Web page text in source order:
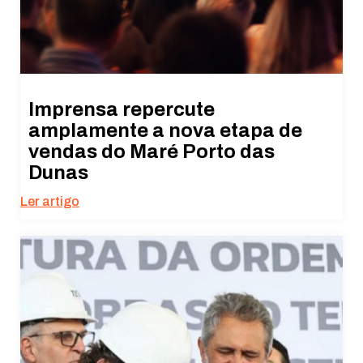
Imprensa repercute
amplamente a nova etapa de
vendas do Maré Porto das
Dunas
Ler artigo
Esses cookies
não são
necessários
para o
funcionamento
do site.